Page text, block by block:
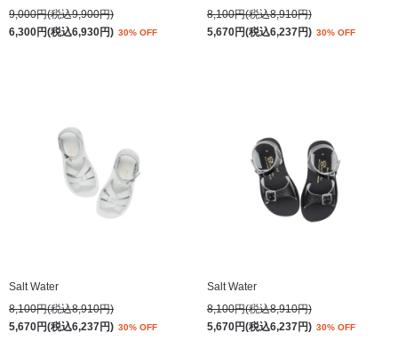
9,000円(税込9,900円)
6,300円(税込6,930円) 30% OFF
8,100円(税込8,910円)
5,670円(税込6,237円) 30% OFF
Salt Water
8,100円(税込8,910円)
5,670円(税込6,237円) 30% OFF
Salt Water
8,100円(税込8,910円)
5,670円(税込6,237円) 30% OFF